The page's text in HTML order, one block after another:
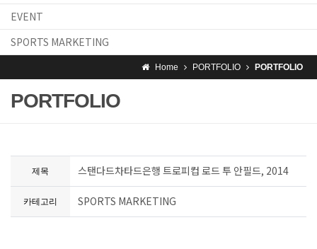
EVENT
SPORTS MARKETING
Home PORTFOLIO PORTFOLIO
PORTFOLIO
제목 스탠다드차타드은행 트로피컵 로드 투 안필드, 2014
카테고리 SPORTS MARKETING